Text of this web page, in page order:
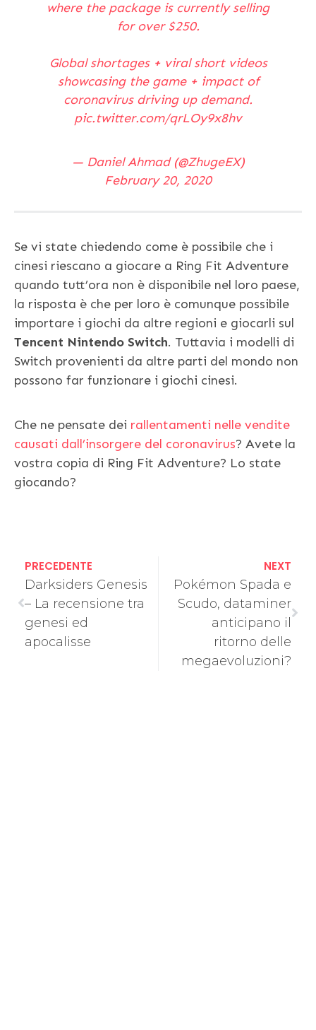
where the package is currently selling
for over $250.
Global shortages + viral short videos
showcasing the game + impact of
coronavirus driving up demand.
pic.twitter.com/qrLOy9x8hv
— Daniel Ahmad (@ZhugeEX)
February 20, 2020
Se vi state chiedendo come è possibile che i
cinesi riescano a giocare a Ring Fit Adventure
quando tutt’ora non è disponibile nel loro paese,
la risposta è che per loro è comunque possibile
importare i giochi da altre regioni e giocarli sul
Tencent Nintendo Switch. Tuttavia i modelli di
Switch provenienti da altre parti del mondo non
possono far funzionare i giochi cinesi.
Che ne pensate dei rallentamenti nelle vendite
causati dall’insorgere del coronavirus? Avete la
vostra copia di Ring Fit Adventure? Lo state
giocando?
PRECEDENTE
Darksiders Genesis
– La recensione tra
genesi ed
apocalisse
NEXT
Pokémon Spada e
Scudo, dataminer
anticipano il
ritorno delle
megaevoluzioni?